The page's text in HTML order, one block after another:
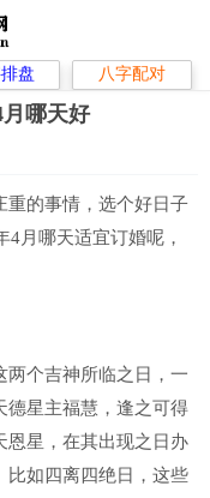
盘 八字配对
哪天好
重的事情，选个好日子
月哪天适宜订婚呢，
两个吉神所临之日，一
德星主福慧，逢之可得
恩星，在其出现之日办
比如四离四绝日，这些